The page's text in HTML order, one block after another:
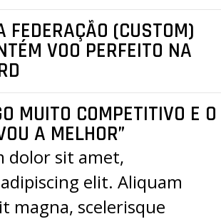
FEDERAÇÃO (CUSTOM)
VOO PERFEITO NA
MUITO COMPETITIVO E O
A MELHOR”
dolor sit amet,
elit. Aliquam
magna, scelerisque